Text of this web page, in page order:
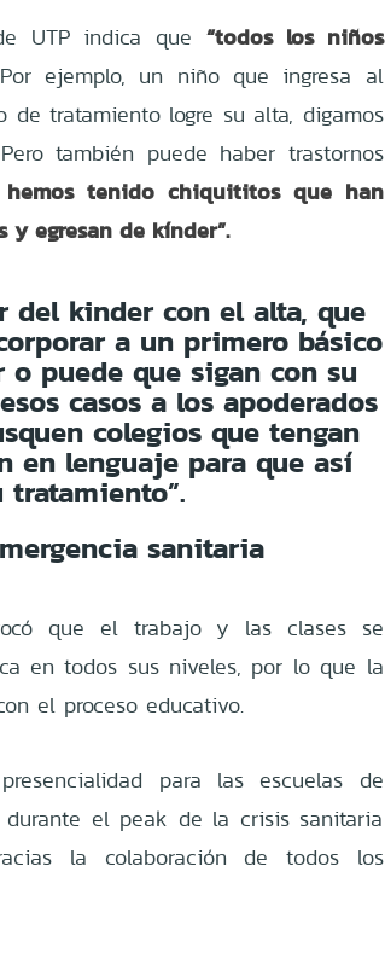
UTP indica que “todos los niños
ejemplo, un niño que ingresa al
tratamiento logre su alta, digamos
también puede haber trastornos
hemos tenido chiquititos que han
y egresan de kínder”.
del kinder con el alta, que
a un primero básico
puede que sigan con su
casos a los apoderados
colegios que tengan
en lenguaje para que así
tratamiento”.
sanitaria
que el trabajo y las clases se
en todos sus niveles, por lo que la
el proceso educativo.
para las escuelas de
el peak de la crisis sanitaria
la colaboración de todos los